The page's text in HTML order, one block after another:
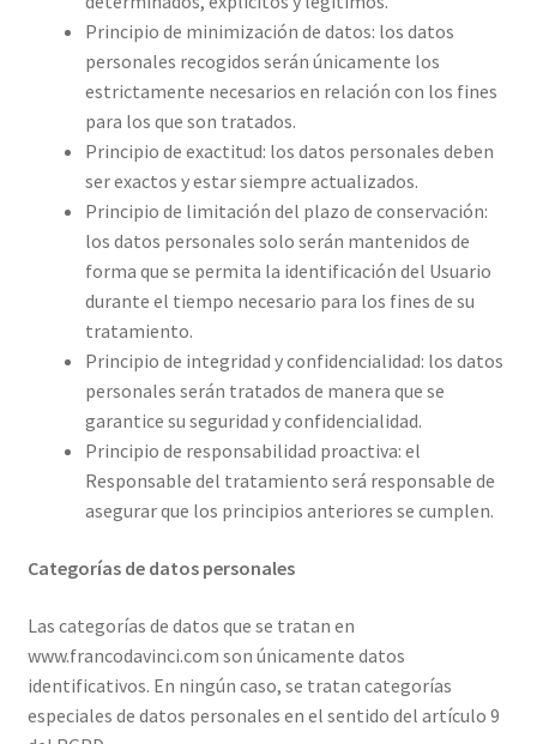
Principio de minimización de datos: los datos
personales recogidos serán únicamente los
estrictamente necesarios en relación con los fines
para los que son tratados.
Principio de exactitud: los datos personales deben
ser exactos y estar siempre actualizados.
Principio de limitación del plazo de conservación:
los datos personales solo serán mantenidos de
forma que se permita la identificación del Usuario
durante el tiempo necesario para los fines de su
tratamiento.
Principio de integridad y confidencialidad: los datos
personales serán tratados de manera que se
garantice su seguridad y confidencialidad.
Principio de responsabilidad proactiva: el
Responsable del tratamiento será responsable de
asegurar que los principios anteriores se cumplen.
Categorías de datos personales
Las categorías de datos que se tratan en
www.francodavinci.com son únicamente datos
identificativos. En ningún caso, se tratan categorías
especiales de datos personales en el sentido del artículo 9